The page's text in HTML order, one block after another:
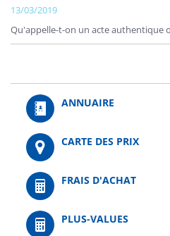
13/03/2019
Qu'appelle-t-on un acte authentique
ANNUAIRE
CARTE DES PRIX
FRAIS D'ACHAT
PLUS-VALUES